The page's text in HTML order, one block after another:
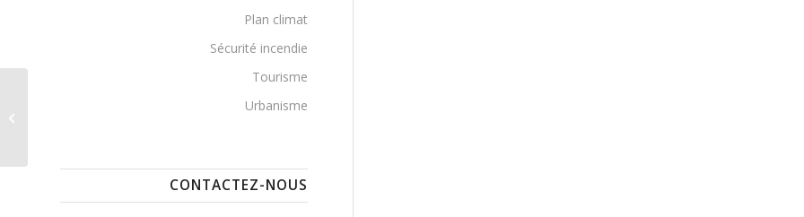
Plan climat
Sécurité incendie
Tourisme
Urbanisme
CONTACTEZ-NOUS